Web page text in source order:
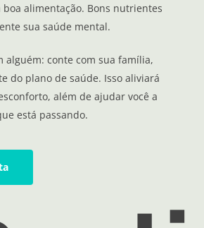
alimentação. Bons nutrientes
sua saúde mental.
alguém: conte com sua família,
do plano de saúde. Isso aliviará
além de ajudar você a
está passando.